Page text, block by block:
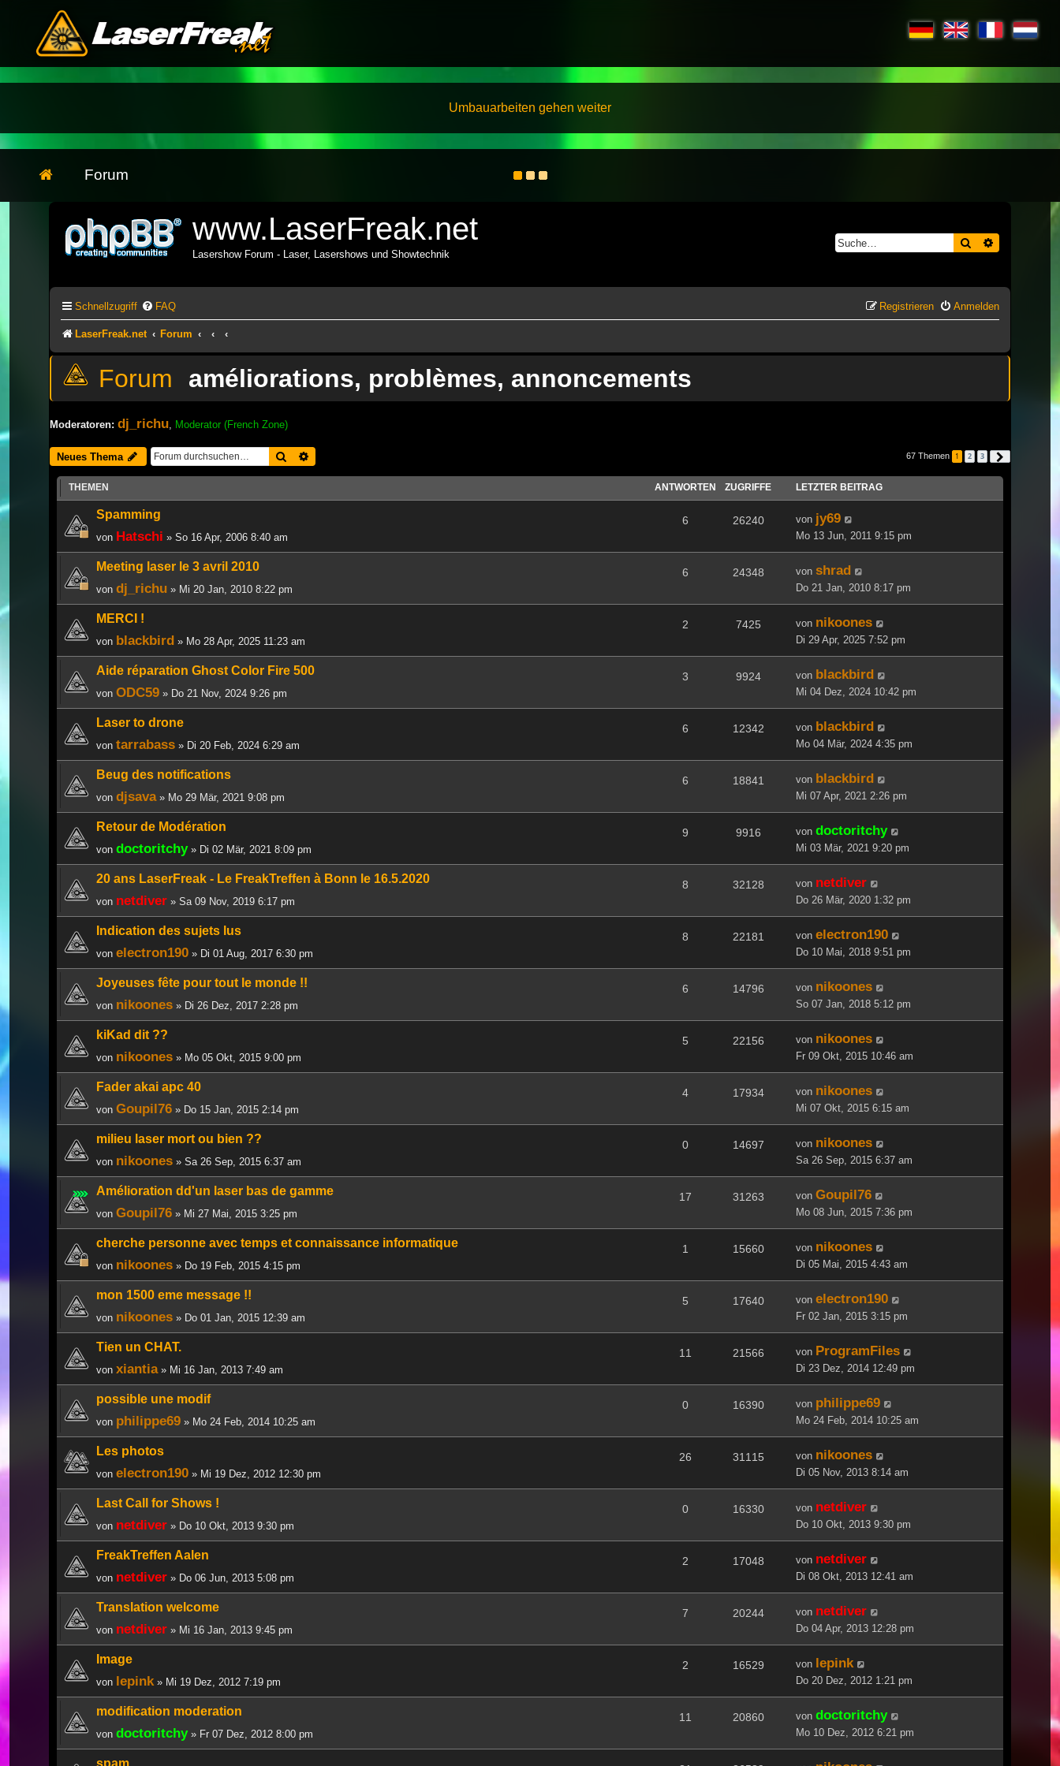
Umbauarbeiten gehen weiter
Forum
www.LaserFreak.net
Lasershow Forum - Laser, Lasershows und Showtechnik
Suche
Schnellzugriff FAQ Anmelden
Registrieren
LaserFreak.net Forum
améliorations, problèmes, annoncements
Moderatoren: dj_richu Moderator (French Zone)
Neues Thema Suche 67 Themen 1 2 3
THEMEN ANTWORTEN ZUGRIFFE LETZTER BEITRAG
Spamming
von Hatschi » So 16 Apr, 2006 8:40 am
6 26240 von jy69
Mo 13 Jun, 2011 9:15 pm
Meeting laser le 3 avril 2010
von dj_richu » Mi 20 Jan, 2010 8:22 pm
6 24348 von shrad
Do 21 Jan, 2010 8:17 pm
MERCI !
von blackbird » Mo 28 Apr, 2025 11:23 am
2 7425 von nikoones
Di 29 Apr, 2025 7:52 pm
Aide réparation Ghost Color Fire 500
von ODC59 » Do 21 Nov, 2024 9:26 pm
3 9924 von blackbird
Mi 04 Dez, 2024 10:42 pm
Laser to drone
von tarrabass » Di 20 Feb, 2024 6:29 am
6 12342 von blackbird
Mo 04 Mär, 2024 4:35 pm
Beug des notifications
von djsava» Mo 29 Mär, 2021 9:08 pm
6 18841 von blackbird
Mi 07 Apr, 2021 2:26 pm
Retour de Modération
von doctoritchy» Di 02 Mär, 2021 8:09 pm
9 9916 von doctoritchy
Mi 03 Mär, 2021 9:20 pm
20 ans LaserFreak - Le FreakTreffen à Bonn le 16.5.2020
von netdiver » Sa 09 Nov, 2019 6:17 pm
8 32128 von netdiver
Do 26 Mär, 2020 1:32 pm
Indication des sujets lus
von electron190 » Di 01 Aug, 2017 6:30 pm
8 22181 von electron190
Do 10 Mai, 2018 9:51 pm
Joyeuses fête pour tout le monde !!
von nikoones » Di 26 Dez, 2017 2:28 pm
6 14796 von nikoones
So 07 Jan, 2018 5:12 pm
kiKad dit ??
von nikoones » Mo 05 Okt, 2015 9:00 pm
5 22156 von nikoones
Fr 09 Okt, 2015 10:46 am
Fader akai apc 40
von Goupil76 » Do 15 Jan, 2015 2:14 pm
4 17934 von nikoones
Mi 07 Okt, 2015 6:15 am
milieu laser mort ou bien ??
von nikoones » Sa 26 Sep, 2015 6:37 am
0 14697 von nikoones
Sa 26 Sep, 2015 6:37 am
Amélioration dd'un laser bas de gamme
von Goupil76 » Mi 27 Mai, 2015 3:25 pm
17 31263 von Goupil76
Mo 08 Jun, 2015 7:36 pm
cherche personne avec temps et connaissance informatique
von nikoones » Do 19 Feb, 2015 4:15 pm
1 15660 von nikoones
Di 05 Mai, 2015 4:43 am
mon 1500 eme message !!
von nikoones » Do 01 Jan, 2015 12:39 am
5 17640 von electron190
Fr 02 Jan, 2015 3:15 pm
Tien un CHAT.
von xiantia» Mi 16 Jan, 2013 7:49 am
11 21566 von ProgramFiles
Di 23 Dez, 2014 12:49 pm
possible une modif
von philippe69 » Mo 24 Feb, 2014 10:25 am
0 16390 von philippe69
Mo 24 Feb, 2014 10:25 am
Les photos
von electron190 » Mi 19 Dez, 2012 12:30 pm
26 31115 von nikoones
Di 05 Nov, 2013 8:14 am
Last Call for Shows !
von netdiver » Do 10 Okt, 2013 9:30 pm
0 16330 von netdiver
Do 10 Okt, 2013 9:30 pm
FreakTreffen Aalen
von netdiver » Do 06 Jun, 2013 5:08 pm
2 17048 von netdiver
Di 08 Okt, 2013 12:41 am
Translation welcome
von netdiver » Mi 16 Jan, 2013 9:45 pm
7 20244 von netdiver
Do 04 Apr, 2013 12:28 pm
Image
von lepink » Mi 19 Dez, 2012 7:19 pm
2 16529 von lepink
Do 20 Dez, 2012 1:21 pm
modification moderation
von doctoritchy» Fr 07 Dez, 2012 8:00 pm
11 20860 von doctoritchy
Mo 10 Dez, 2012 6:21 pm
spam